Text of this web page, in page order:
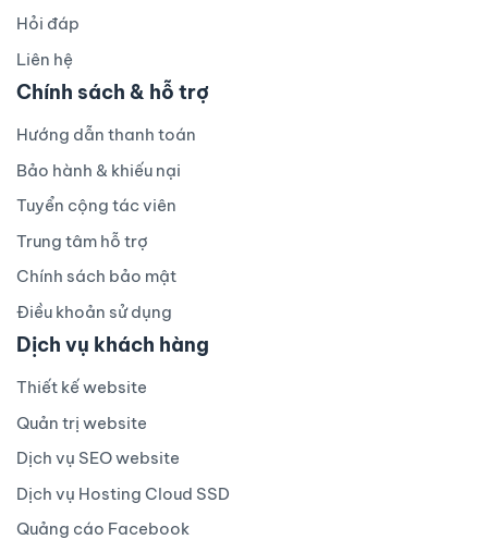
Hỏi đáp
Liên hệ
Chính sách & hỗ trợ
Hướng dẫn thanh toán
Bảo hành & khiếu nại
Tuyển cộng tác viên
Trung tâm hỗ trợ
Chính sách bảo mật
Điều khoản sử dụng
Dịch vụ khách hàng
Thiết kế website
Quản trị website
Dịch vụ SEO website
Dịch vụ Hosting Cloud SSD
Quảng cáo Facebook